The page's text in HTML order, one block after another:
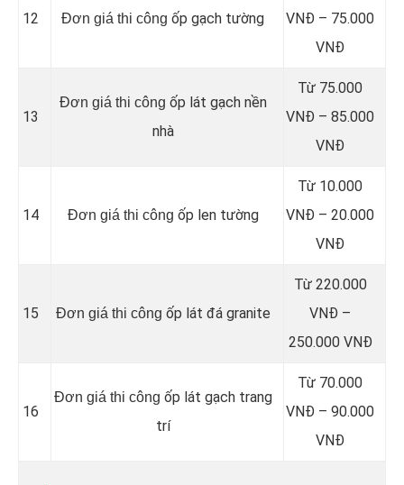
12 Đơn giá thi công ốp gạch tường
VNĐ – 75.000
VNĐ
13
Đơn giá thi công ốp lát gạch nền
nhà
Từ 75.000
VNĐ – 85.000
VNĐ
14 Đơn giá thi công ốp len tường
Từ 10.000
VNĐ – 20.000
VNĐ
15 Đơn giá thi công ốp lát đá granite
Từ 220.000
VNĐ –
250.000 VNĐ
16
Đơn giá thi công ốp lát gạch trang
trí
Từ 70.000
VNĐ – 90.000
VNĐ